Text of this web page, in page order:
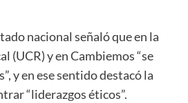
nacional señaló que en la
(UCR) y en Cambiemos “se
y en ese sentido destacó la
“liderazgos éticos”.